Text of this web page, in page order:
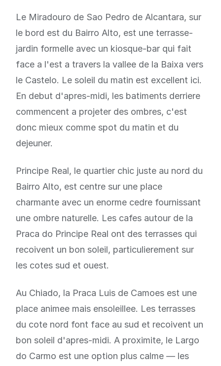
Le Miradouro de Sao Pedro de Alcantara, sur
le bord est du Bairro Alto, est une terrasse-
jardin formelle avec un kiosque-bar qui fait
face a l'est a travers la vallee de la Baixa vers
le Castelo. Le soleil du matin est excellent ici.
En debut d'apres-midi, les batiments derriere
commencent a projeter des ombres, c'est
donc mieux comme spot du matin et du
dejeuner.
Principe Real, le quartier chic juste au nord du
Bairro Alto, est centre sur une place
charmante avec un enorme cedre fournissant
une ombre naturelle. Les cafes autour de la
Praca do Principe Real ont des terrasses qui
recoivent un bon soleil, particulierement sur
les cotes sud et ouest.
Au Chiado, la Praca Luis de Camoes est une
place animee mais ensoleillee. Les terrasses
du cote nord font face au sud et recoivent un
bon soleil d'apres-midi. A proximite, le Largo
do Carmo est une option plus calme — les